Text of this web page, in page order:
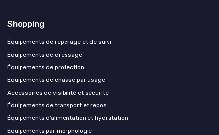
Shopping
Équipements de repérage et de suivi
Équipements de dressage
Équipements de protection
Équipements de chasse par usage
Accessoires de visibilité et sécurité
Équipements de transport et repos
Équipements d’alimentation et hydratation
Équipements par morphologie